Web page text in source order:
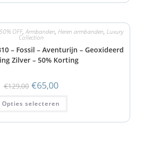
OFF,Armbanden, Heren armbanden, Luxury
Collection
– Fossil – Aventurijn – Geoxideerd
Zilver – 50% Korting
€129,00 €65,00
Opties selecteren